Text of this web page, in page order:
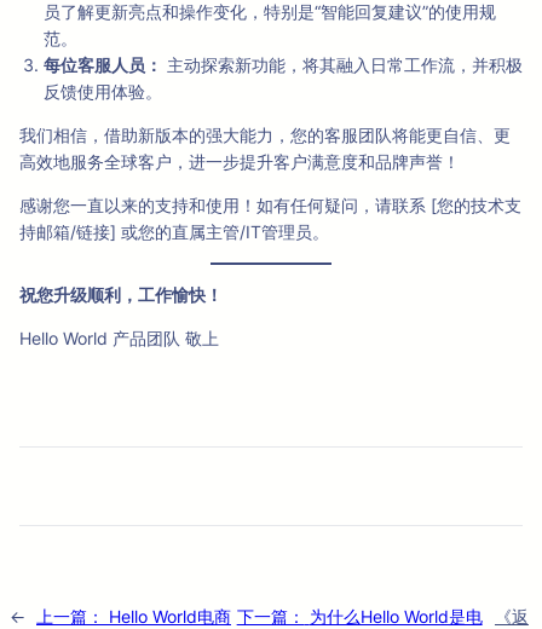
员了解更新亮点和操作变化，特别是“智能回复建议”的使用规
范。
每位客服人员： 主动探索新功能，将其融入日常工作流，并积极
反馈使用体验。
我们相信，借助新版本的强大能力，您的客服团队将能更自信、更
高效地服务全球客户，进一步提升客户满意度和品牌声誉！
感谢您一直以来的支持和使用！如有任何疑问，请联系 [您的技术支
持邮箱/链接] 或您的直属主管/IT管理员。
祝您升级顺利，工作愉快！
Hello World 产品团队 敬上
← 上一篇：
Hello World电商 下一篇：
为什么Hello World是电
《返